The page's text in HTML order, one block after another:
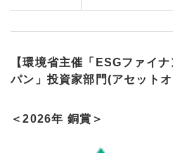
【環境省主催「ESGファイ
パン」投資家部門(アセットオ
＜2026年 銅賞＞